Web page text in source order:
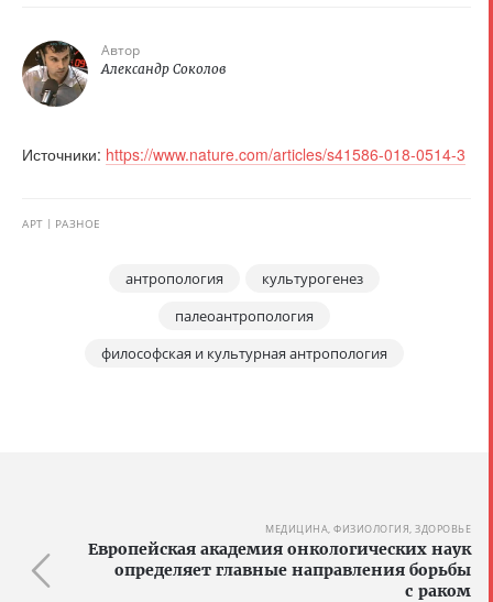
Автор
Александр Соколов
Источники: https://www.nature.com/articles/s41586-018-0514-3
АРТ РАЗНОЕ
антропология
культурогенез
палеоантропология
философская и культурная антропология
МЕДИЦИНА, ФИЗИОЛОГИЯ, ЗДОРОВЬЕ
Европейская академия онкологических наук
определяет главные направления борьбы
с раком